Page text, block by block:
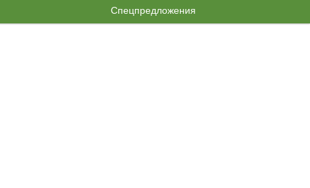
Спецпредложения